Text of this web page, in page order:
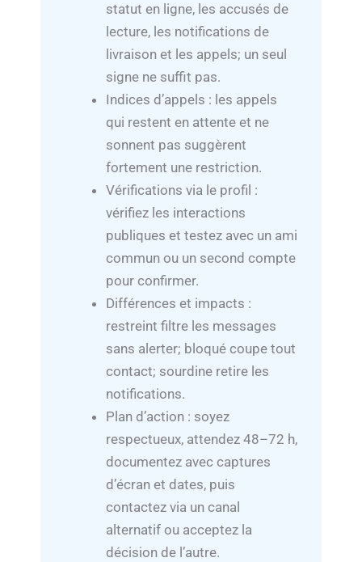
statut en ligne, les accusés de
lecture, les notifications de
livraison et les appels; un seul
signe ne suffit pas.
Indices d’appels : les appels
qui restent en attente et ne
sonnent pas suggèrent
fortement une restriction.
Vérifications via le profil :
vérifiez les interactions
publiques et testez avec un ami
commun ou un second compte
pour confirmer.
Différences et impacts :
restreint filtre les messages
sans alerter; bloqué coupe tout
contact; sourdine retire les
notifications.
Plan d’action : soyez
respectueux, attendez 48–72 h,
documentez avec captures
d’écran et dates, puis
contactez via un canal
alternatif ou acceptez la
décision de l’autre.